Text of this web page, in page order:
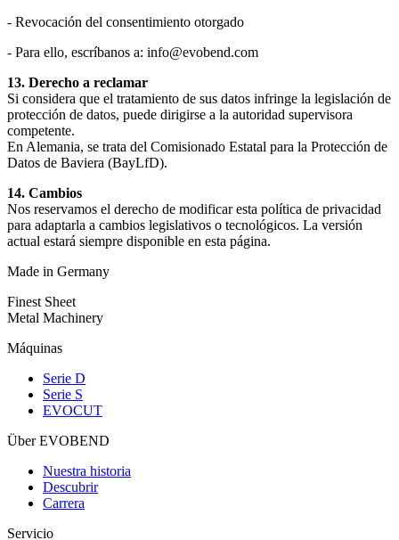
- Revocación del consentimiento otorgado
- Para ello, escríbanos a: info@evobend.com
13. Derecho a reclamar
Si considera que el tratamiento de sus datos infringe la legislación de
protección de datos, puede dirigirse a la autoridad supervisora
competente.
En Alemania, se trata del Comisionado Estatal para la Protección de
Datos de Baviera (BayLfD).
14. Cambios
Nos reservamos el derecho de modificar esta política de privacidad
para adaptarla a cambios legislativos o tecnológicos. La versión
actual estará siempre disponible en esta página.
Made in Germany
Finest Sheet
Metal Machinery
Máquinas
Serie D
Serie S
EVOCUT
Über EVOBEND
Nuestra historia
Descubrir
Carrera
Servicio